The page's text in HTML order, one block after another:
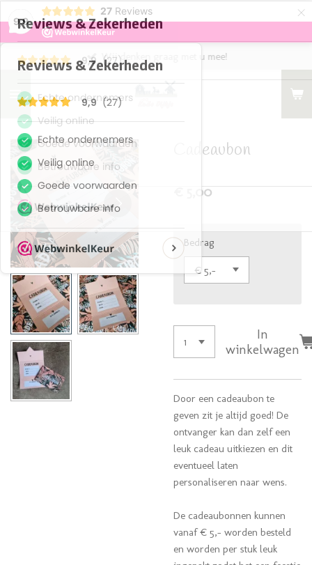
9,9
27 Reviews ×
Wij denken graag met u mee!
Cadeaubon
€ 5,00
Bedrag
In
winkelwagen
Door een cadeaubon te
geven zit je altijd goed! De
ontvanger kan dan zelf een
leuk cadeau uitkiezen en dit
eventueel laten
personaliseren naar wens.
De cadeaubonnen kunnen
vanaf € 5,- worden besteld
en worden per stuk leuk